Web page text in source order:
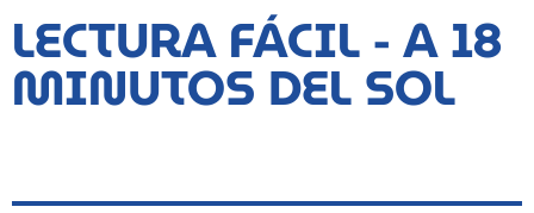
LECTURA FÁCIL - A 18
MINUTOS DEL SOL